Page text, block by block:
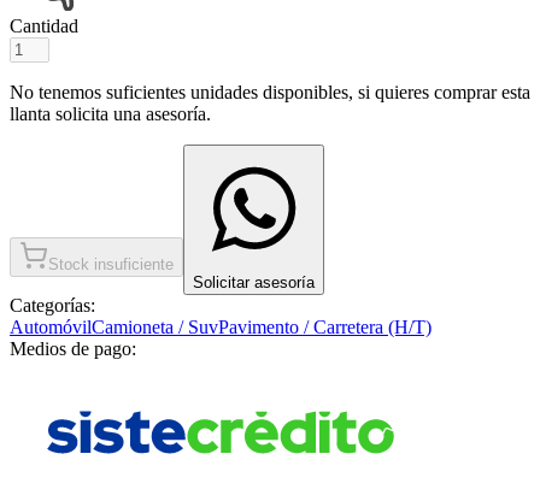
Cantidad
No tenemos suficientes unidades disponibles, si quieres comprar esta
llanta solicita una asesoría.
Stock insuficiente
Solicitar asesoría
Categorías:
AutomóvilCamioneta / SuvPavimento / Carretera (H/T)
Medios de pago: